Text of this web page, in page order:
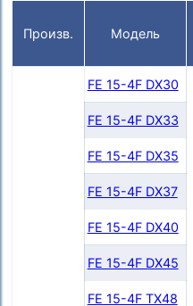
Произв. Модель
FE 15-4F DX30
FE 15-4F DX33
FE 15-4F DX35
FE 15-4F DX37
FE 15-4F DX40
FE 15-4F DX45
FE 15-4F TX48